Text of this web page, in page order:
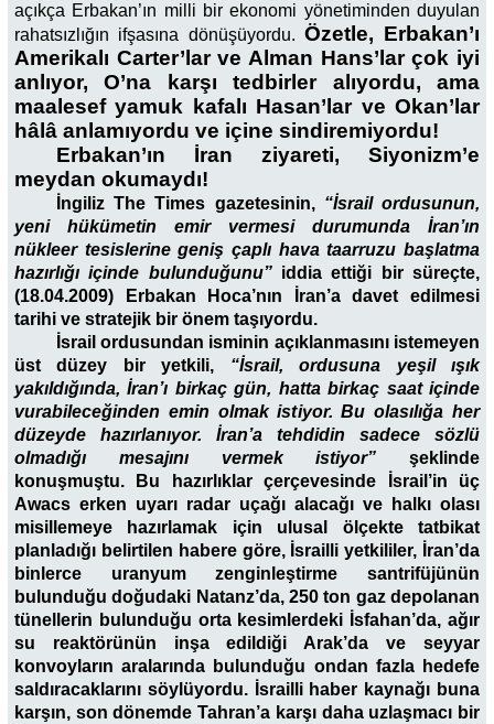
açıkça Erbakan’ın milli bir ekonomi yönetiminden duyulan
rahatsızlığın ifşasına dönüşüyordu. Özetle, Erbakan’ı
Amerikalı Carter’lar ve Alman Hans’lar çok iyi
anlıyor, O’na karşı tedbirler alıyordu, ama
maalesef yamuk kafalı Hasan’lar ve Okan’lar
hâlâ anlamıyordu ve içine sindiremiyordu!
Erbakan’ın İran ziyareti, Siyonizm’e
meydan okumaydı!
İngiliz The Times gazetesinin, “İsrail ordusunun,
yeni hükümetin emir vermesi durumunda İran’ın
nükleer tesislerine geniş çaplı hava taarruzu başlatma
hazırlığı içinde bulunduğunu” iddia ettiği bir süreçte,
(18.04.2009) Erbakan Hoca’nın İran’a davet edilmesi
tarihi ve stratejik bir önem taşıyordu.
İsrail ordusundan isminin açıklanmasını istemeyen
üst düzey bir yetkili, “İsrail, ordusuna yeşil ışık
yakıldığında, İran’ı birkaç gün, hatta birkaç saat içinde
vurabileceğinden emin olmak istiyor. Bu olasılığa her
düzeyde hazırlanıyor. İran’a tehdidin sadece sözlü
olmadığı mesajını vermek istiyor”
şeklinde
konuşmuştu. Bu hazırlıklar çerçevesinde İsrail’in üç
Awacs erken uyarı radar uçağı alacağı ve halkı olası
misillemeye hazırlamak için ulusal ölçekte tatbikat
planladığı belirtilen habere göre, İsrailli yetkililer, İran’da
binlerce uranyum zenginleştirme santrifüjünün
bulunduğu doğudaki Natanz’da, 250 ton gaz depolanan
tünellerin bulunduğu orta kesimlerdeki İsfahan’da, ağır
su reaktörünün inşa edildiği Arak’da ve seyyar
konvoyların aralarında bulunduğu ondan fazla hedefe
saldıracaklarını söylüyordu. İsrailli haber kaynağı buna
karşın, son dönemde Tahran’a karşı daha uzlaşmacı bir